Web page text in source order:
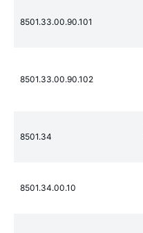
8501.33.00.90.101
8501.33.00.90.102
8501.34
8501.34.00.10